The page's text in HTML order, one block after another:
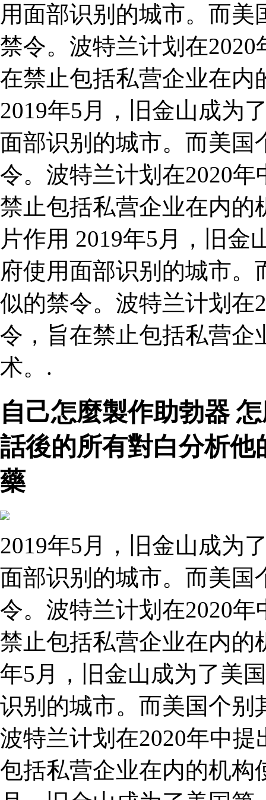
用面部识别的城市。而
禁令。波特兰计划在
在禁止包括私营企业在内
2019年5月，旧金山成为
面部识别的城市。而美国
令。波特兰计划在2020
禁止包括私营企业在内的
片作用 2019年5月，旧
府使用面部识别的城市
似的禁令。波特兰计划在
令，旨在禁止包括私营企
术。.
自己怎麼製作助勃器
話後的所有對白分析
藥
2019年5月，旧金山成为
面部识别的城市。而美国
令。波特兰计划在2020
禁止包括私营企业在内的
年5月，旧金山成为了美
识别的城市。而美国个别
波特兰计划在2020年中
包括私营企业在内的机构